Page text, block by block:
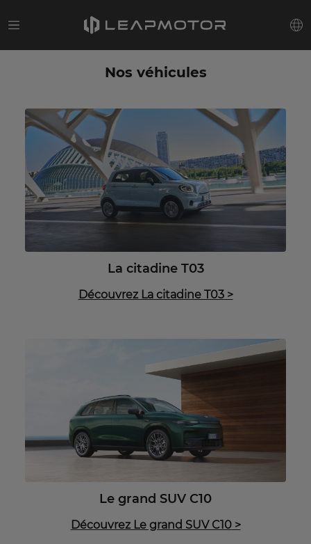
Nos véhicules
La citadine T03
Découvrez La citadine T03>
Le grand SUV C10
Découvrez Le grand SUV C10>